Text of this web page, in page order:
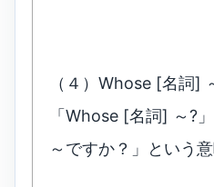
（４）Whose [名詞]
「Whose [名詞] ～?
～ですか？」という